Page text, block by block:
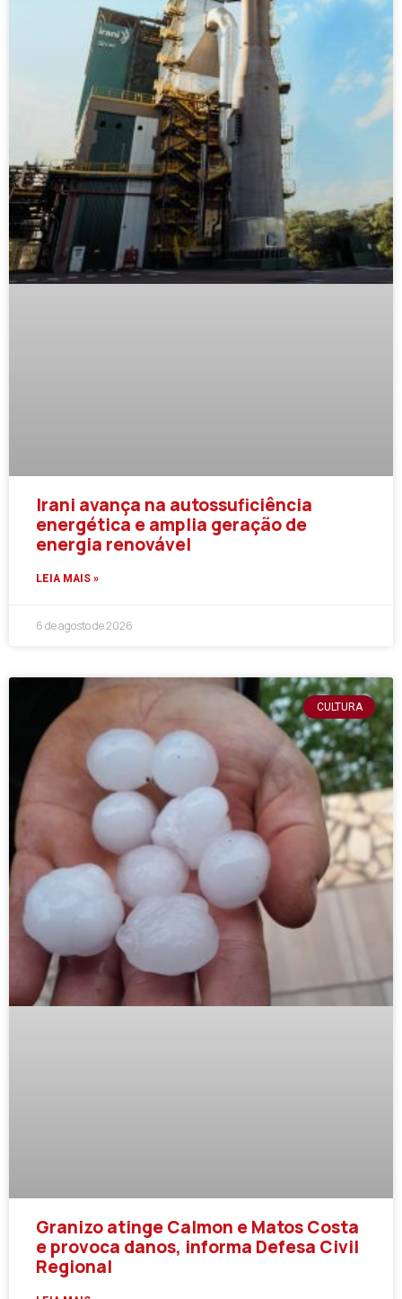
Irani avança na autossuficiência
energética e amplia geração de
energia renovável
LEIA MAIS »
6 de agosto de 2026
CULTURA
Granizo atinge Calmon e Matos Costa
e provoca danos, informa Defesa Civil
Regional